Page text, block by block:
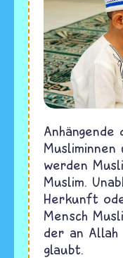
Anhängende
Musliminnen
werden
Muslim.
Herkunft
Mensch
der an Allah
glaubt.